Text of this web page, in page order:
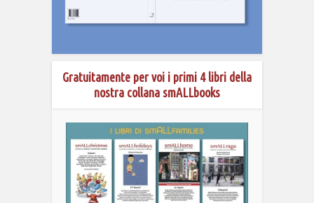
Gratuitamente per voi i primi 4 libri della
nostra collana smALLbooks